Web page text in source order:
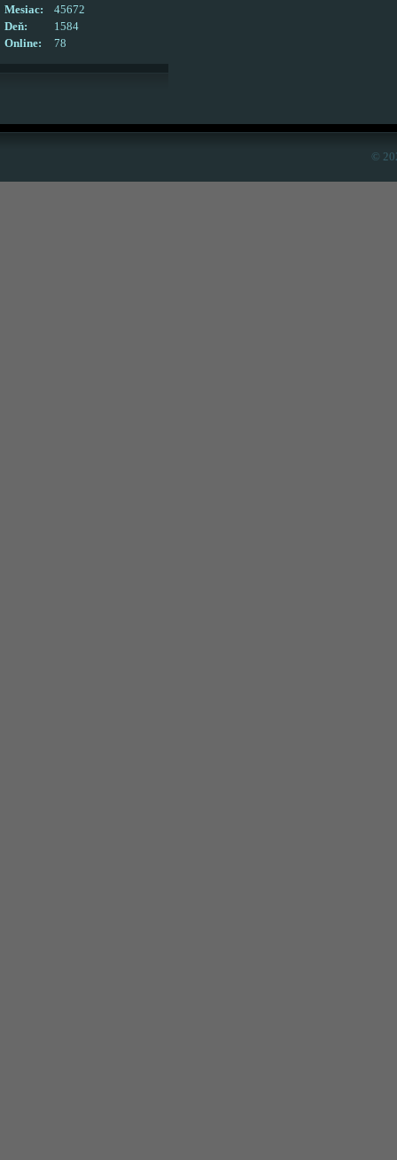
Online: 78
Mesiac:
45672
Deň:
1584
©